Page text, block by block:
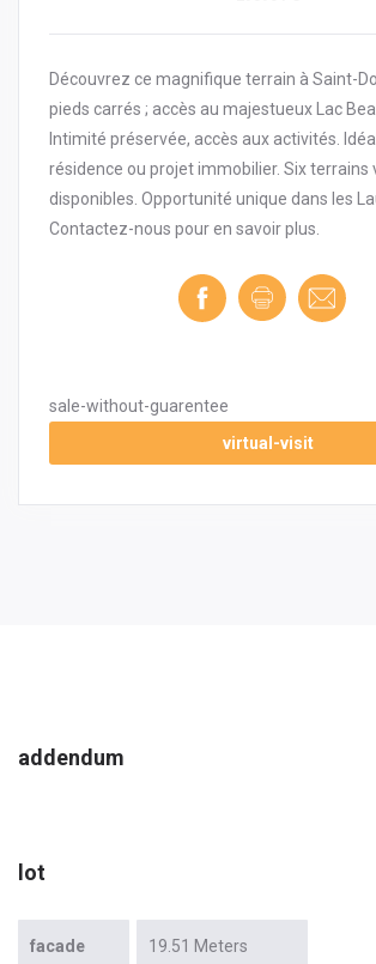
Découvrez ce magnifique terrain à Saint-
pieds carrés ; accès au majestueux Lac
Intimité préservée, accès aux activités.
résidence ou projet immobilier. Six terrains
disponibles. Opportunité unique dans les
Contactez-nous pour en savoir plus.
sale-without-guarentee
virtual-visit
addendum
lot
facade 19.51 Meters